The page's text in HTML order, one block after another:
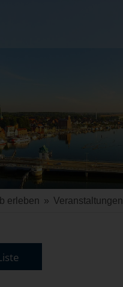
erleben » Veranstaltungen